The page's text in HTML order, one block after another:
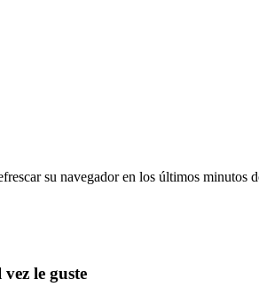
su navegador en los últimos
vez le guste